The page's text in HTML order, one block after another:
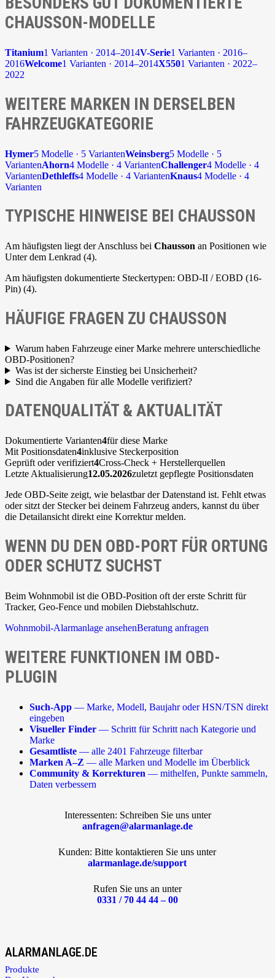
CHAUSSON-MODELLE
Titanium1 Varianten · 2014–2014V-Serie1 Varianten · 2016–
2016Welcome1 Varianten · 2014–2014X5501 Varianten · 2022–
2022
WEITERE MARKEN IN DERSELBEN
FAHRZEUGKATEGORIE
Hymer5 Modelle · 5 VariantenWeinsberg5 Modelle · 5
VariantenAhorn4 Modelle · 4 VariantenChallenger4 Modelle · 4
VariantenDethleffs4 Modelle · 4 VariantenKnaus4 Modelle · 4
Varianten
TYPISCHE HINWEISE BEI CHAUSSON
Am häufigsten liegt der Anschluss bei Chausson an Positionen wie
Unter dem Lenkrad (4).
Am häufigsten dokumentierte Steckertypen: OBD-II / EOBD (16-
Pin) (4).
HÄUFIGE FRAGEN ZU CHAUSSON
Warum haben Fahrzeuge einer Marke mehrere unterschiedliche
OBD-Positionen?
Was ist der sicherste Einstieg bei Unsicherheit?
Sind die Angaben für alle Modelle verifiziert?
DATENQUALITÄT & AKTUALITÄT
Dokumentierte Varianten4für diese Marke
Mit Positionsdaten4inklusive Steckerposition
Geprüft oder verifiziert4Cross-Check + Herstellerquellen
Letzte Aktualisierung12.05.2026zuletzt gepflegte Positionsdaten
Jede OBD-Seite zeigt, wie belastbar der Datenstand ist. Fehlt etwas
oder sitzt der Stecker bei deinem Fahrzeug anders, kannst du über
die Detailansicht direkt eine Korrektur melden.
WENN DU DEN OBD-PORT FÜR ORTUNG
ODER SCHUTZ SUCHST
Beim Wohnmobil ist die OBD-Position oft der erste Schritt für
Tracker, Geo-Fence und mobilen Diebstahlschutz.
Wohnmobil-Alarmanlage ansehenBeratung anfragen
WEITERE FUNKTIONEN IM OBD-
PLUGIN
Such-App — Marke, Modell, Baujahr oder HSN/TSN direkt
eingeben
Visueller Finder — Schritt für Schritt nach Kategorie und
Marke
Gesamtliste — alle 2401 Fahrzeuge filterbar
Marken A–Z — alle Marken und Modelle im Überblick
Community & Korrekturen — mithelfen, Punkte sammeln,
Daten verbessern
Interessenten: Schreiben Sie uns unter
anfragen@alarmanlage.de
Kunden: Bitte kontaktieren Sie uns unter
alarmanlage.de/support
Rufen Sie uns an unter
0331 / 70 44 44 – 00
ALARMANLAGE.DE
Produkte